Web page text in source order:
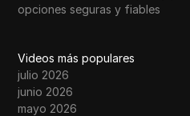
opciones seguras y fiables
Videos más populares
julio 2026
junio 2026
mayo 2026